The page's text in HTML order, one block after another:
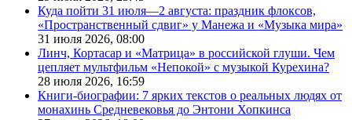
Куда пойти 31 июля—2 августа: праздник флоксов,
«Пространственный сдвиг» у Манежа и «Музыка мира»
31 июля 2026, 08:00
Линч, Кортасар и «Матрица» в российской глуши. Чем
цепляет мультфильм «Непокой» с музыкой Курехина?
28 июля 2026, 16:59
Книги-биографии: 7 ярких текстов о реальных людях от
монахинь Средневековья до Энтони Хопкинса